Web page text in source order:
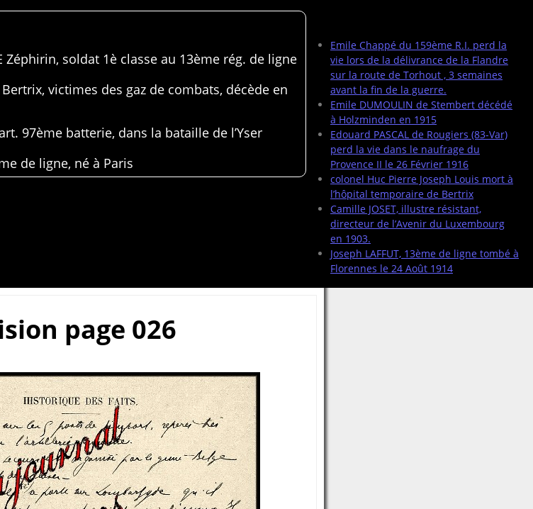
Emile Chappé du 159ème R.I. perd la
vie lors de la délivrance de la Flandre
sur la route de Torhout , 3 semaines
avant la fin de la guerre.
Emile DUMOULIN de Stembert décédé
à Holzminden en 1915
Edouard PASCAL de Rougiers (83-Var)
perd la vie dans le naufrage du
Provence II le 26 Février 1916
colonel Huc Pierre Joseph Louis mort à
l’hôpital temporaire de Bertrix
Camille JOSET, illustre résistant,
directeur de l’Avenir du Luxembourg
en 1903.
Joseph LAFFUT, 13ème de ligne tombé à
Florennes le 24 Août 1914
Zéphirin, soldat 1è classe au 13ème rég. de ligne
victimes des gaz de combats, décède en
97ème batterie, dans la bataille de l’Yser
de ligne, né à Paris
page 026